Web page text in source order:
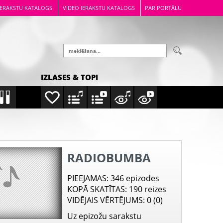
KATALOGS VIDEO IERAKSTU KATALOGS PAR PORTĀLU
IZLASES & TOPI
RADIOBUMBA
PIEEJAMAS: 346 epizodes
KOPĀ SKATĪTAS: 190 reizes
VIDĒJAIS VĒRTĒJUMS: 0 (0)
Uz epizožu sarakstu